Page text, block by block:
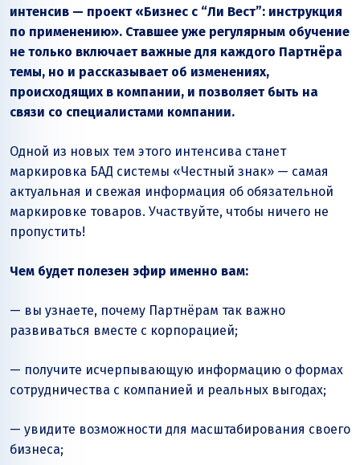
интенсив — проект «Бизнес с “Ли Вест”: инструкция
по применению». Ставшее уже регулярным обучение
не только включает важные для каждого Партнёра
темы, но и рассказывает об изменениях,
происходящих в компании, и позволяет быть на
связи со специалистами компании.
Одной из новых тем этого интенсива станет
маркировка БАД системы «Честный знак» — самая
актуальная и свежая информация об обязательной
маркировке товаров. Участвуйте, чтобы ничего не
пропустить!
Чем будет полезен эфир именно вам:
— вы узнаете, почему Партнёрам так важно
развиваться вместе с корпорацией;
— получите исчерпывающую информацию о формах
сотрудничества с компанией и реальных выгодах;
— увидите возможности для масштабирования своего
бизнеса;